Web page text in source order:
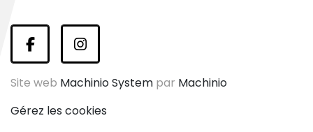
facebookinstagram
Site web Machinio System par Machinio
Gérez les cookies